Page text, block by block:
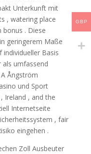
Unterkunft mit
, watering place
bonus . Diese
geringerem Maße
Basis
als umfassend
Ångström
und Sport
Ireland , and the
Internetseite
, fair
eingehen .
Zoll Ausbeuter
GBP